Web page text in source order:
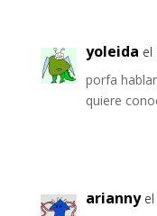
yoleida el
porfa
quiere
arianny